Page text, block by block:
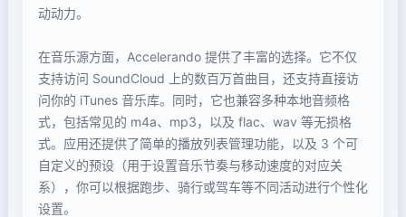
动动力。
在音乐源方面，Accelerando 提供了丰富的选择。它不仅
支持访问 SoundCloud 上的数百万首曲目，还支持直接访
问你的 iTunes 音乐库。同时，它也兼容多种本地音频格
式，包括常见的 m4a、mp3，以及 flac、wav 等无损格
式。应用还提供了简单的播放列表管理功能，以及 3 个可
自定义的预设（用于设置音乐节奏与移动速度的对应关
系），你可以根据跑步、骑行或驾车等不同活动进行个性化
设置。